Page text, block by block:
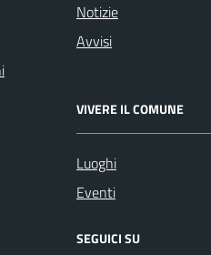
Notizie
Avvisi
VIVERE IL COMUNE
Luoghi
Eventi
SEGUICI SU